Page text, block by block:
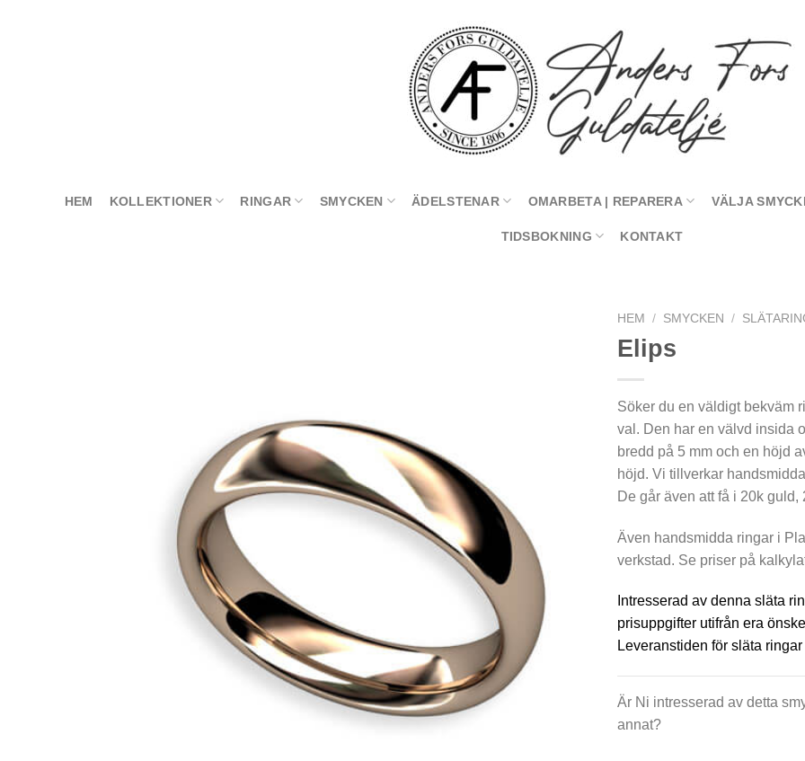
HEM KOLLEKTIONER RINGAR SMYCKEN ÄDELSTENAR OMARBETA | REPARERA VÄLJA
TIDSBOKNING KONTAKT
HEM / SMYCKEN /
Elips
Söker du en väldigt bekväm
val. Den har en välvd insida
bredd på 5 mm och en höjd
höjd. Vi tillverkar
De går även att få i 20k
Även handsmidda ringar i
verkstad. Se priser på
Intresserad av denna släta
prisuppgifter utifrån era
Leveranstiden för släta
Är Ni intresserad av detta
annat?